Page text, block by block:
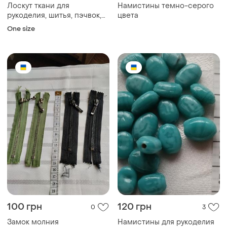
Лоскут ткани для
рукоделия, шитья, пэчвок,
скрапбукинг. плотный
One size
Намистины темно-серого
цвета
100 грн 0
Замок молния
120 грн 3
Намистины для рукоделия